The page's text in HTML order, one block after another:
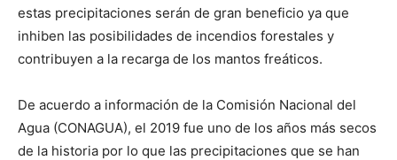
estas precipitaciones serán de gran beneficio ya que
inhiben las posibilidades de incendios forestales y
contribuyen a la recarga de los mantos freáticos.
De acuerdo a información de la Comisión Nacional del
Agua (CONAGUA), el 2019 fue uno de los años más secos
de la historia por lo que las precipitaciones que se han